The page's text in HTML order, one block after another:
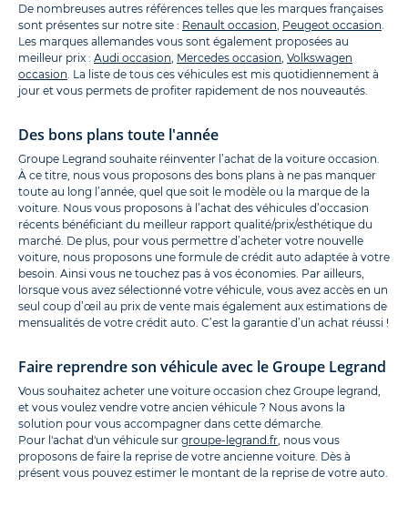
De nombreuses autres références telles que les marques françaises
sont présentes sur notre site : Renault occasion Peugeot occasion
Les marques allemandes vous sont également proposées au
meilleur prix : Audi occasion Mercedes occasion Volkswagen
occasion . La liste de tous ces véhicules est mis quotidiennement à
jour et vous permets de profiter rapidement de nos nouveautés.
Des bons plans toute l'année
Groupe Legrand souhaite réinventer l’achat de la voiture occasion.
À ce titre, nous vous proposons des bons plans à ne pas manquer
toute au long l’année, quel que soit le modèle ou la marque de la
voiture. Nous vous proposons à l’achat des véhicules d’occasion
récents bénéficiant du meilleur rapport qualité/prix/esthétique du
marché. De plus, pour vous permettre d’acheter votre nouvelle
voiture, nous proposons une formule de crédit auto adaptée à votre
besoin. Ainsi vous ne touchez pas à vos économies. Par ailleurs,
lorsque vous avez sélectionné votre véhicule, vous avez accès en un
seul coup d’œil au prix de vente mais également aux estimations de
mensualités de votre crédit auto. C’est la garantie d’un achat réussi !
Faire reprendre son véhicule avec le Groupe Legrand
Vous souhaitez acheter une voiture occasion chez Groupe legrand,
et vous voulez vendre votre ancien véhicule ? Nous avons la
solution pour vous accompagner dans cette démarche.
Pour l'achat d'un véhicule sur groupe-legrand.fr , nous vous
proposons de faire la reprise de votre ancienne voiture. Dès à
présent vous pouvez estimer le montant de la reprise de votre auto.